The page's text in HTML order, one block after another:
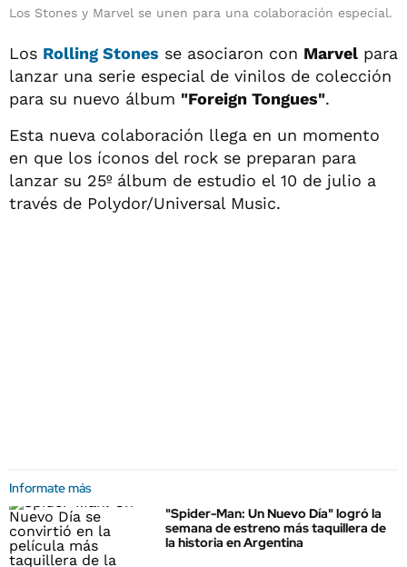
Los Stones y Marvel se unen para una colaboración especial.
Los Rolling Stones se asociaron con Marvel para
lanzar una serie especial de vinilos de colección
para su nuevo álbum "Foreign Tongues".
Esta nueva colaboración llega en un momento
en que los íconos del rock se preparan para
lanzar su 25º álbum de estudio el 10 de julio a
través de Polydor/Universal Music.
Informate más
"Spider-Man: Un Nuevo Día" logró la
semana de estreno más taquillera de
la historia en Argentina